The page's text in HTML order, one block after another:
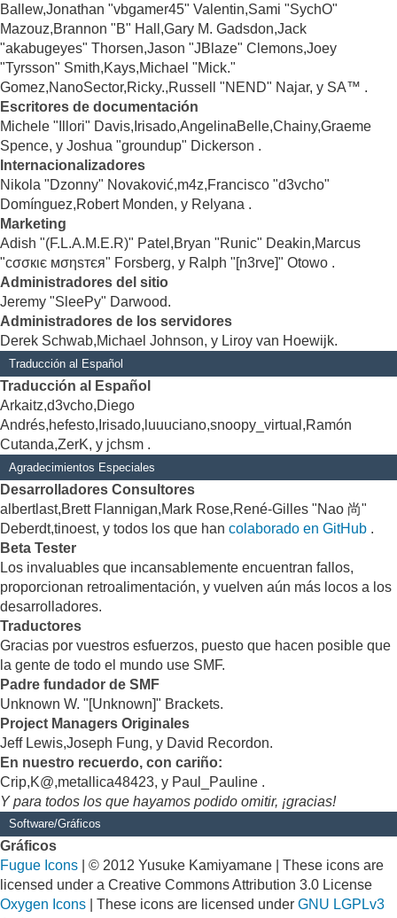
Ballew,Jonathan "vbgamer45" Valentin,Sami "SychO"
Mazouz,Brannon "B" Hall,Gary M. Gadsdon,Jack
"akabugeyes" Thorsen,Jason "JBlaze" Clemons,Joey
"Tyrsson" Smith,Kays,Michael "Mick."
Gomez,NanoSector,Ricky.,Russell "NEND" Najar, y SA™ .
Escritores de documentación
Michele "Illori" Davis,Irisado,AngelinaBelle,Chainy,Graeme
Spence, y Joshua "groundup" Dickerson .
Internacionalizadores
Nikola "Dzonny" Novaković,m4z,Francisco "d3vcho"
Domínguez,Robert Monden, y Relyana .
Marketing
Adish "(F.L.A.M.E.R)" Patel,Bryan "Runic" Deakin,Marcus
"cσσкιє мσηѕтєя" Forsberg, y Ralph "[n3rve]" Otowo .
Administradores del sitio
Jeremy "SleePy" Darwood.
Administradores de los servidores
Derek Schwab,Michael Johnson, y Liroy van Hoewijk.
Traducción al Español
Traducción al Español
Arkaitz,d3vcho,Diego
Andrés,hefesto,Irisado,luuuciano,snoopy_virtual,Ramón
Cutanda,ZerK, y jchsm .
Agradecimientos Especiales
Desarrolladores Consultores
albertlast,Brett Flannigan,Mark Rose,René-Gilles "Nao 尚"
Deberdt,tinoest, y todos los que han colaborado en GitHub .
Beta Tester
Los invaluables que incansablemente encuentran fallos,
proporcionan retroalimentación, y vuelven aún más locos a los
desarrolladores.
Traductores
Gracias por vuestros esfuerzos, puesto que hacen posible que
la gente de todo el mundo use SMF.
Padre fundador de SMF
Unknown W. "[Unknown]" Brackets.
Project Managers Originales
Jeff Lewis,Joseph Fung, y David Recordon.
En nuestro recuerdo, con cariño:
Crip,K@,metallica48423, y Paul_Pauline .
Y para todos los que hayamos podido omitir, ¡gracias!
Software/Gráficos
Gráficos
Fugue Icons | © 2012 Yusuke Kamiyamane | These icons are
licensed under a Creative Commons Attribution 3.0 License
Oxygen Icons | These icons are licensed under GNU LGPLv3